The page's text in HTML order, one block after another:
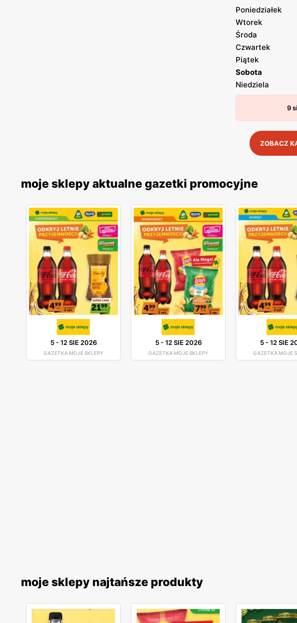
Poniedziałek
Wtorek
Środa
Czwartek
Piątek
Sobota
Niedziela
9
ZOBACZ
moje sklepy aktualne gazetki promocyjne
5-12 SIE 2026
GAZETKA MOJE SKLEPY
5-12 SIE 2026
GAZETKA MOJE SKLEPY
5-12 SIE
GAZETKA MOJE
moje sklepy najtańsze produkty